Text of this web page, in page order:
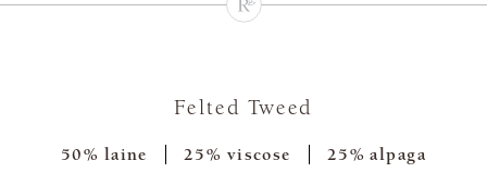
Felted Tweed
50% laine 25% viscose 25% alpaga